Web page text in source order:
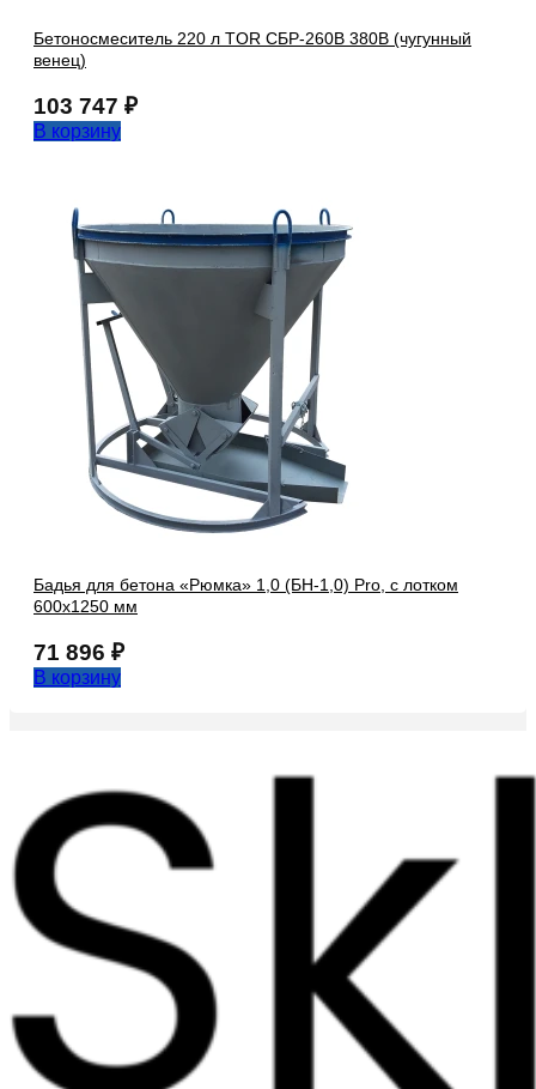
Бетоносмеситель 220 л TOR СБР-260В 380В (чугунный
венец)
103 747 ₽
В корзину
Бадья для бетона «Рюмка» 1,0 (БН-1,0) Pro, с лотком
600х1250 мм
71 896 ₽
В корзину